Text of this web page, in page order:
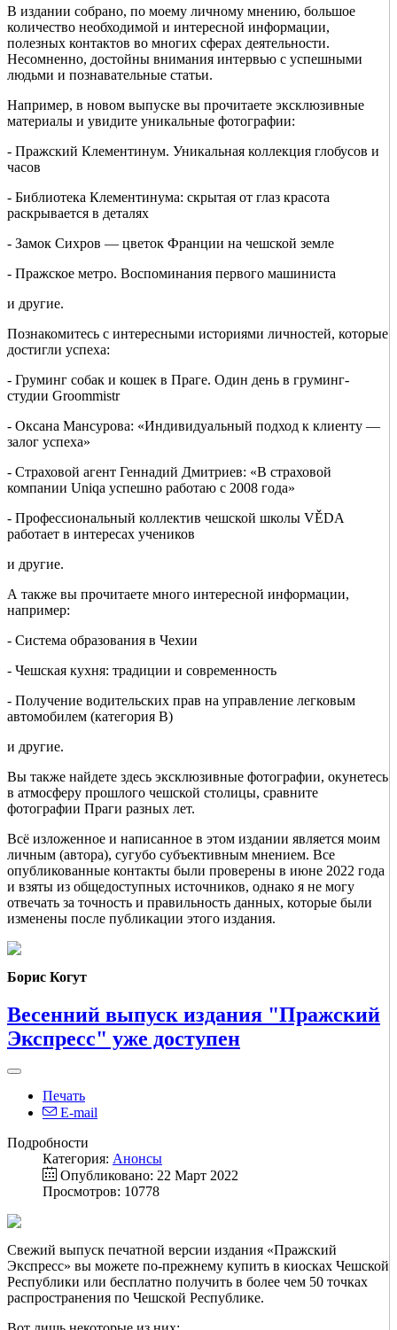
В издании собрано, по моему личному мнению, большое
количество необходимой и интересной информации,
полезных контактов во многих сферах деятельности.
Несомненно, достойны внимания интервью с успешными
людьми и познавательные статьи.
Например, в новом выпуске вы прочитаете эксклюзивные
материалы и увидите уникальные фотографии:
- Пражский Клементинум. Уникальная коллекция глобусов и
часов
- Библиотека Клементинума: скрытая от глаз красота
раскрывается в деталях
- Замок Сихров — цветок Франции на чешской земле
- Пражское метро. Воспоминания первого машиниста
и другие.
Познакомитесь с интересными историями личностей, которые
достигли успеха:
- Груминг собак и кошек в Праге. Один день в груминг-
студии Groommistr
- Оксана Мансурова: «Индивидуальный подход к клиенту —
залог успеха»
- Страховой агент Геннадий Дмитриев: «В страховой
компании Uniqa успешно работаю с 2008 года»
- Профессиональный коллектив чешской школы VĚDA
работает в интересах учеников
и другие.
А также вы прочитаете много интересной информации,
например:
- Система образования в Чехии
- Чешская кухня: традиции и современность
- Получение водительских прав на управление легковым
автомобилем (категория В)
и другие.
Вы также найдете здесь эксклюзивные фотографии, окунетесь
в атмосферу прошлого чешской столицы, сравните
фотографии Праги разных лет.
Всё изложенное и написанное в этом издании является моим
личным (автора), сугубо субъективным мнением. Все
опубликованные контакты были проверены в июне 2022 года
и взяты из общедоступных источников, однако я не могу
отвечать за точность и правильность данных, которые были
изменены после публикации этого издания.
Борис Когут
Весенний выпуск издания "Пражский
Экспресс" уже доступен
Печать
E-mail
Подробности
Категория: Анонсы
Опубликовано: 22 Март 2022
Просмотров: 10778
Свежий выпуск печатной версии издания «Пражский
Экспресс» вы можете по-прежнему купить в киосках Чешской
Республики или бесплатно получить в более чем 50 точках
распространения по Чешской Республике.